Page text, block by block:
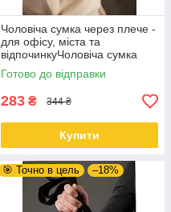
Чоловіча сумка через плече -
для офісу, міста та
відпочинкуЧоловіча сумка
через плече - для офісу,
міста та відпочинку Nike
Готово до відправки
283 ₴ 344 ₴
Купити
🎯 Точно в цель –18%